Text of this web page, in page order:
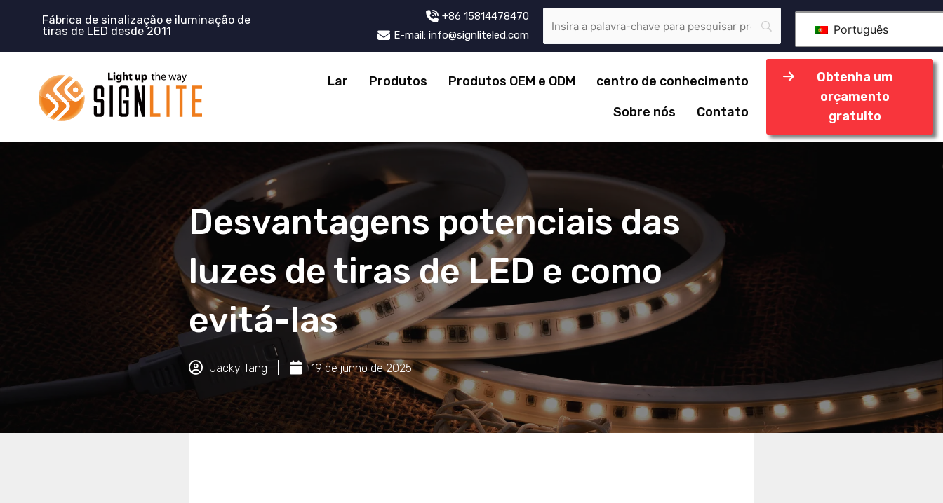
Fábrica de sinalização e iluminação de
tiras de LED desde 2011
+86 15814478470
E-mail: info@signliteled.com
Português
Lar Produtos Produtos OEM e ODM
centro de conhecimento
Sobre nós
Contato
Obtenha um
orçamento
gratuito
Desvantagens potenciais das
luzes de tiras de LED e como
evitá-las
Jacky Tang 19 de junho de 2025